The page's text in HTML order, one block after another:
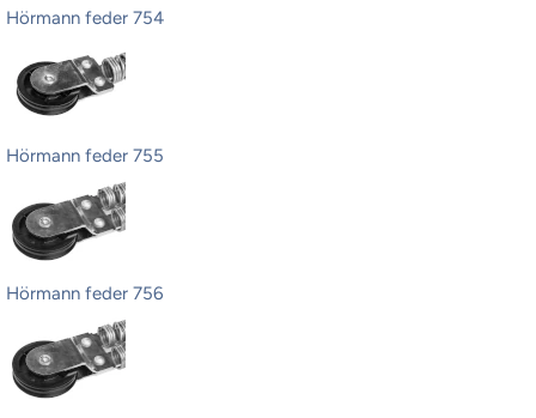
Hörmann feder 754
Hörmann feder 755
Hörmann feder 756